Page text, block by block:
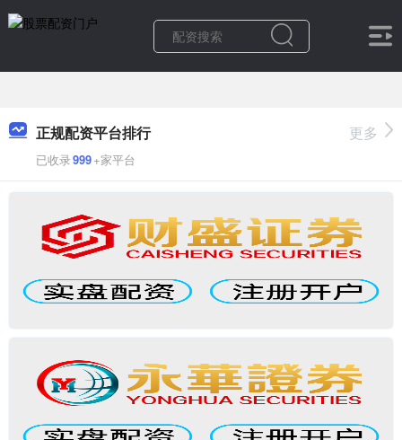
正规配资平台排行
已收录999+家平台
更多